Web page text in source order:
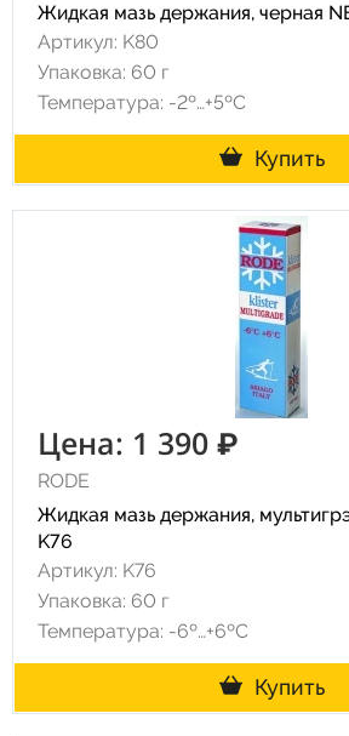
Жидкая мазь держания, черная
Артикул: K80
Упаковка: 60 г
Температура: -2º…+5ºC
Купить
Цена: 1 390 ₽
RODE
Жидкая мазь держания,
K76
Артикул: K76
Упаковка: 60 г
Температура: -6º…+6ºC
Купить